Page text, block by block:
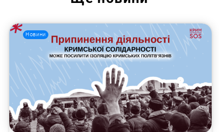
Пошук за запитом:
Новини